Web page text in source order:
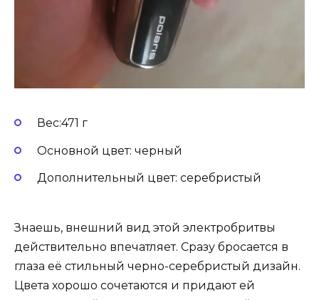
Вес:471 г
Основной цвет: черный
Дополнительный цвет: серебристый
Знаешь, внешний вид этой электробритвы
действительно впечатляет. Сразу бросается в
глаза её стильный черно-серебристый дизайн.
Цвета хорошо сочетаются и придают ей